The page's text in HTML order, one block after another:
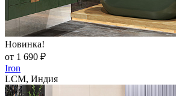
Новинка!
от 1 690 ₽
Iron
LCM, Индия